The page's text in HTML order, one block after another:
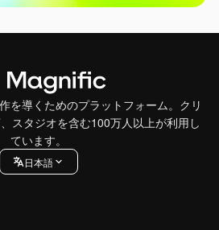
を導くためのプラットフォーム。クリ
スタジオを含む100万人以上が利用し
ています。
日本語